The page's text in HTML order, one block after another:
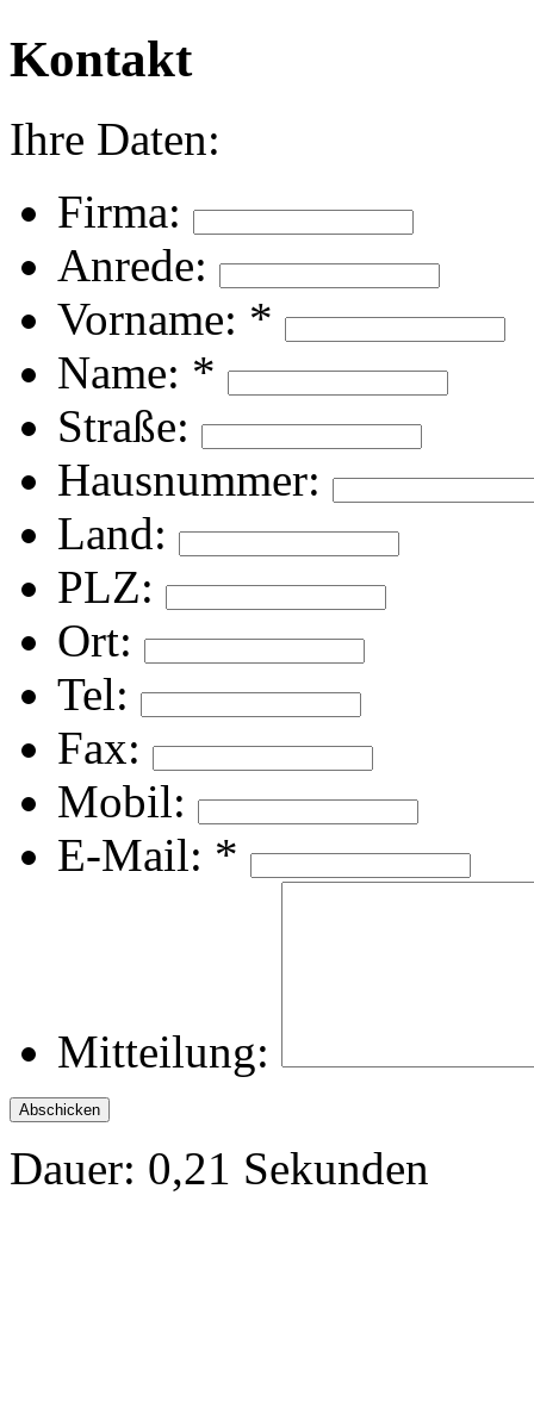
Kontakt
Ihre Daten:
Firma:
Anrede:
Vorname: *
Name: *
Straße:
Hausnummer:
Land:
PLZ:
Ort:
Tel:
Fax:
Mobil:
E-Mail: *
Mitteilung:
Dauer: 0,21 Sekunden